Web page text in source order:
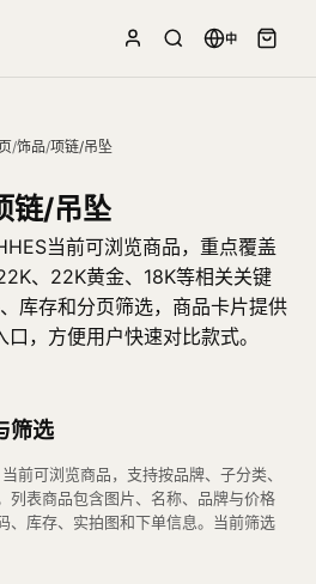
中
/饰品/项链/吊坠
链/吊坠
当前可浏览商品，重点覆盖
、22K黄金、18K等相关关键
库存和分页筛选，商品卡片提供
，方便用户快速对比款式。
筛选
前可浏览商品，支持按品牌、子分类、
列表商品包含图片、名称、品牌与价格
、库存、实拍图和下单信息。当前筛选